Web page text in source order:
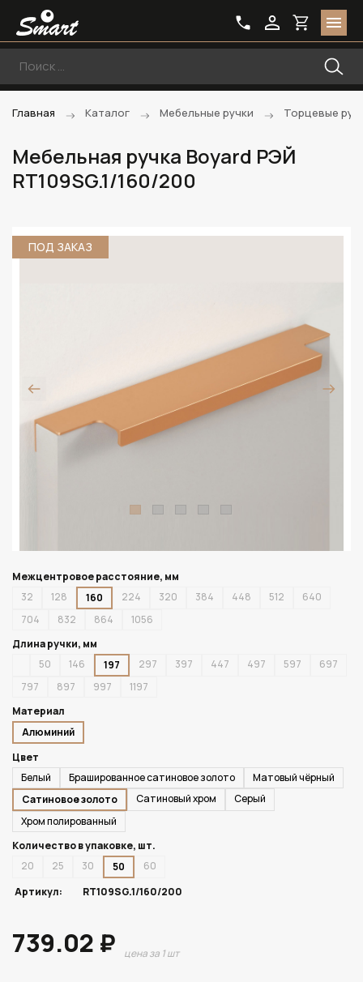
Главная Каталог Мебельные ручки Торцевые
Мебельная ручка Boyard РЭЙ
RT109SG.1/160/200
ПОД ЗАКАЗ
Межцентровое расстояние, мм
32
128 160 224 320 384 448 512
640
704
832 864
1056
Длина ручки, мм
50
146 197 297 397 447 497 597
697
797
897 997
1197
Материал
Алюминий
Цвет
Белый
Брашированное сатиновое золото
Матовый чёрный
Сатиновое золото
Сатиновый хром
Серый
Хром полированный
Количество в упаковке, шт.
20
25 30 50
60
Артикул:
RT109SG.1/160/200
739.02 ₽ цена за 1 шт